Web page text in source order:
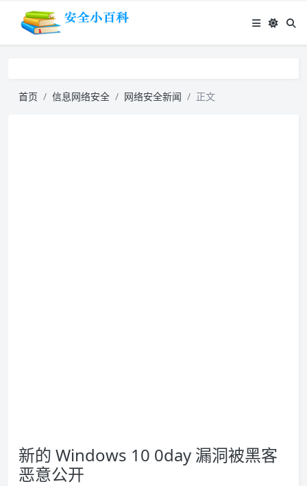
首页 信息网络安全 网络安全新闻 正文
新的 Windows 10 0day 漏洞被黑客
恶意公开